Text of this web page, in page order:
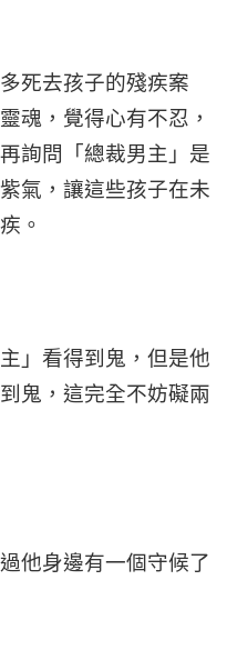
死去孩子的殘疾案
魂，覺得心有不忍，
詢問「總裁男主」是
氣，讓這些孩子在未
。
」看得到鬼，但是他
鬼，這完全不妨礙兩
他身邊有一個守候了